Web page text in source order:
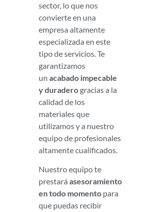
sector, lo que nos
convierte en una
empresa altamente
especializada en este
tipo de servicios. Te
garantizamos
un acabado impecable
y duradero gracias a la
calidad de los
materiales que
utilizamos y a nuestro
equipo de profesionales
altamente cualificados.
Nuestro equipo te
prestará asesoramiento
en todo momento para
que puedas recibir